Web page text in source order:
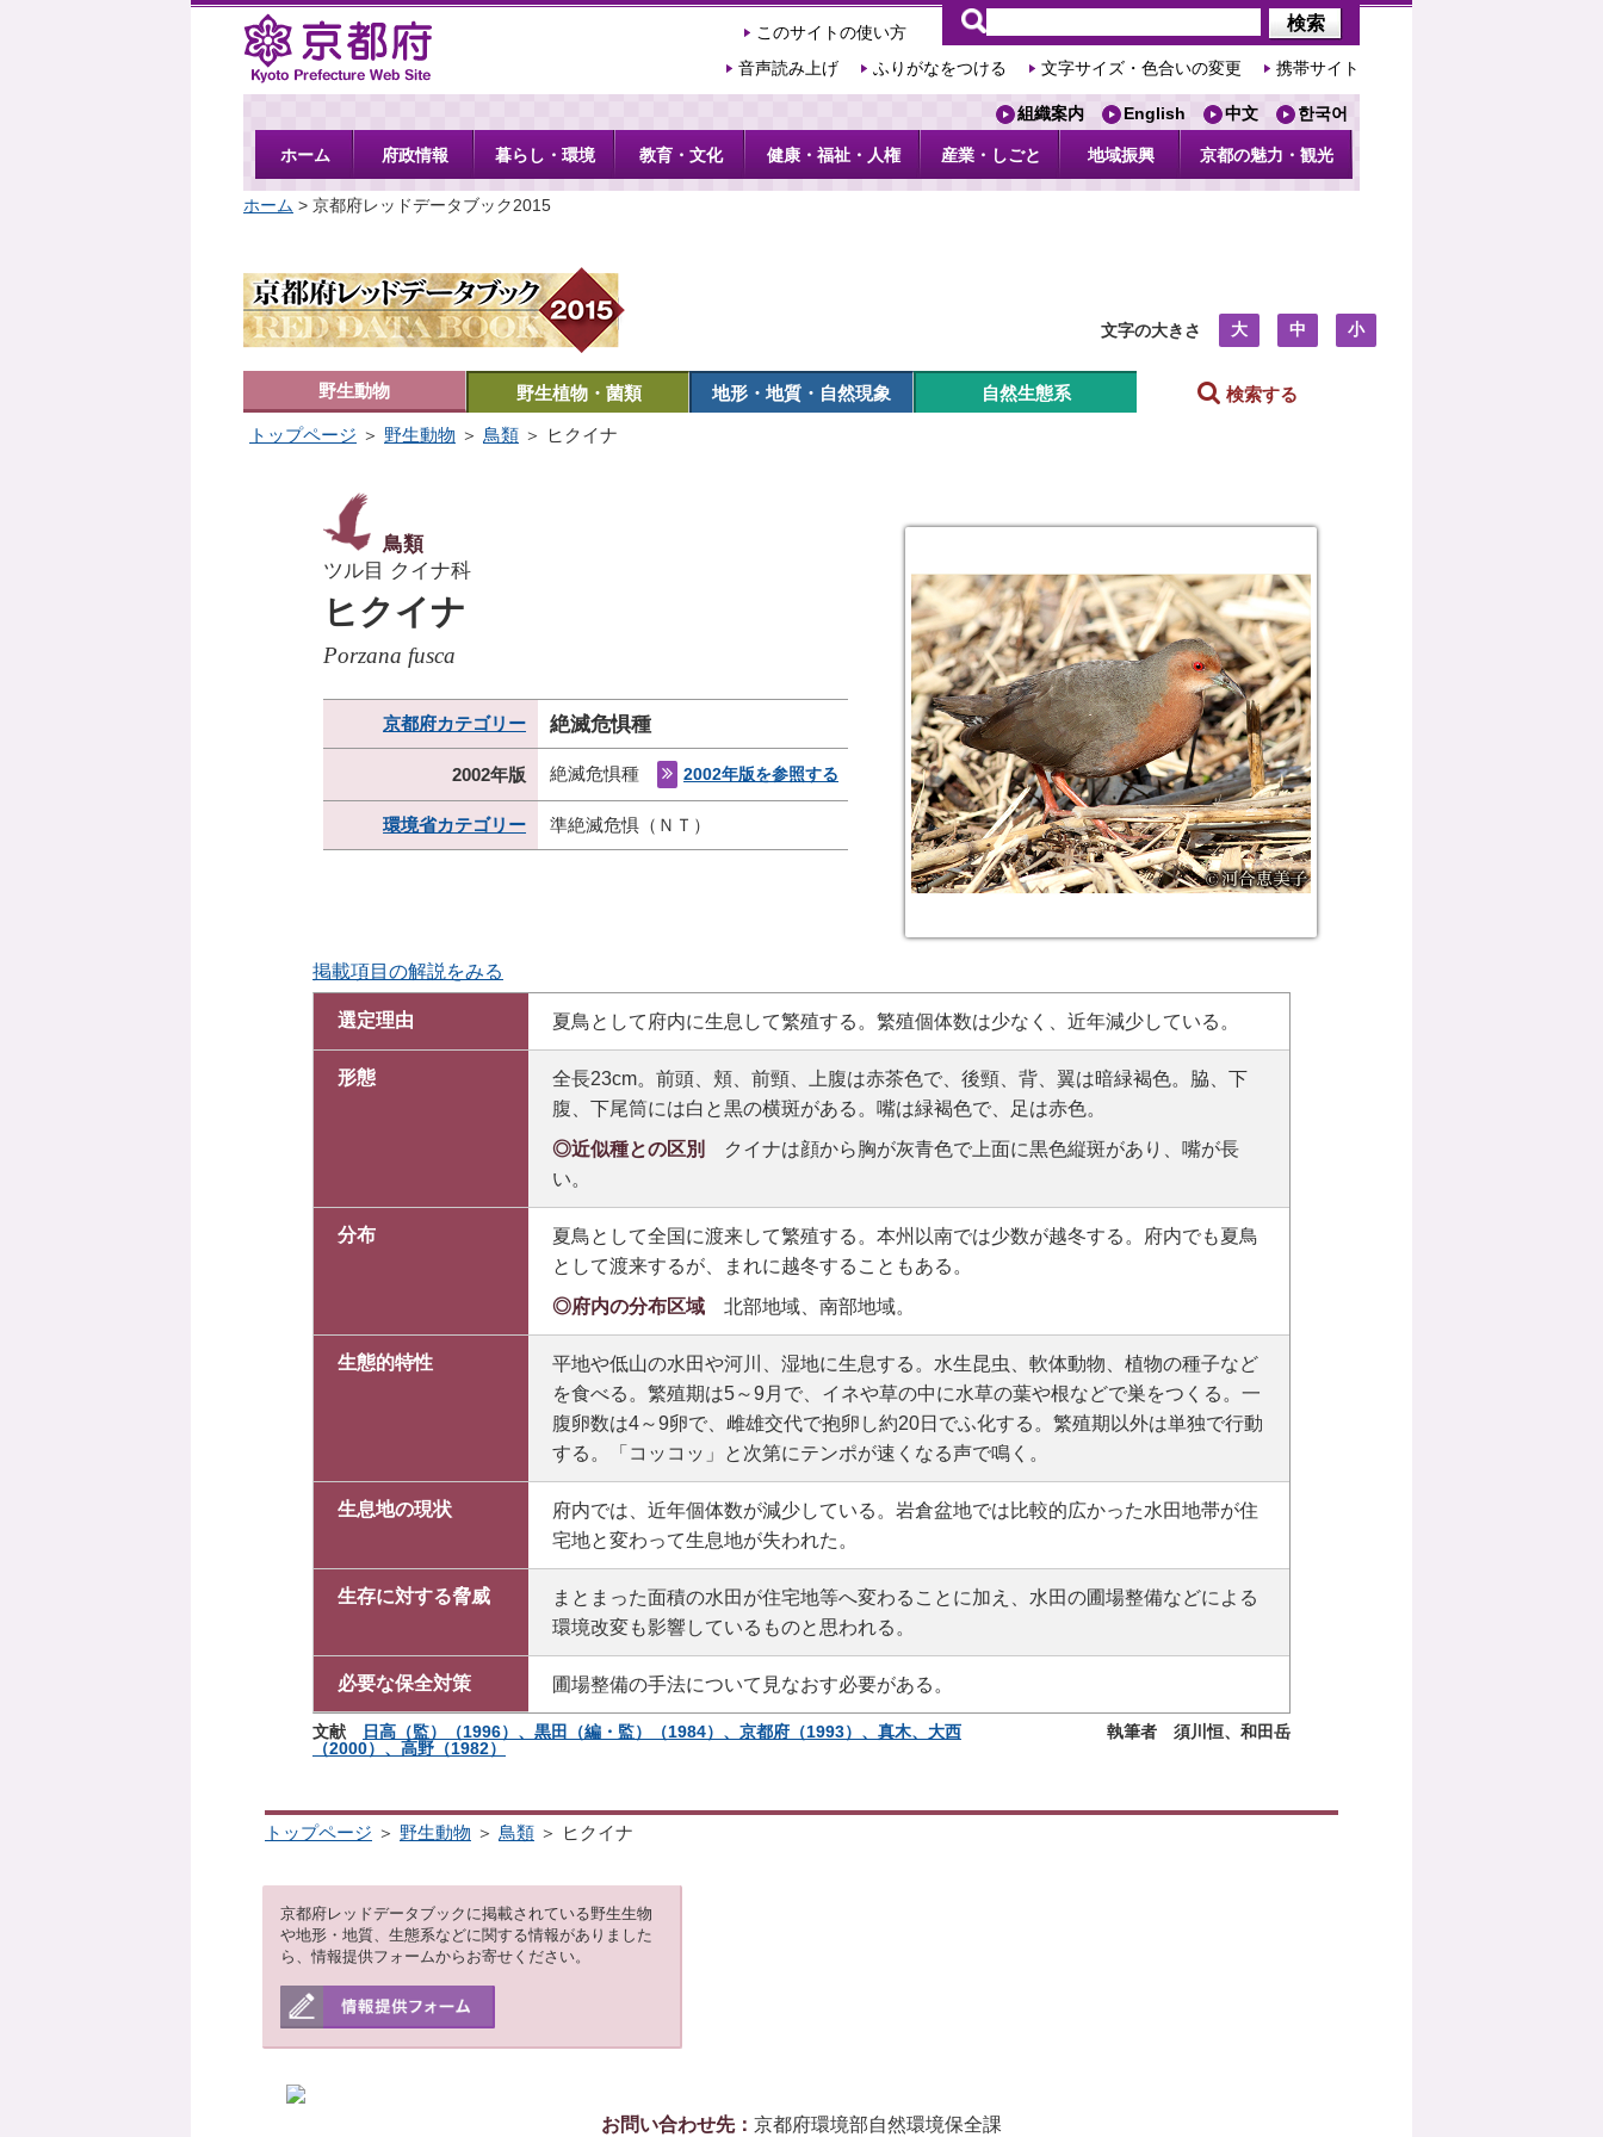
京都府
このサイトの使い方
音声読み上げ
ふりがなをつける 文字サイズ・色合いの変更 携帯サイト
組織案内 English 中文 한국어
ホーム 府政情報 暮らし・環境 教育・文化 健康・福祉・人権 産業・しごと 地域振興 京都の魅力・観光
ホーム > 京都府レッドデータブック2015
文字の大きさ 大 中 小
野生動物 野生植物・菌類 地形・地質・自然現象 自然生態系
検索する
トップページ ＞ 野生動物 ＞ 鳥類 ＞ ヒクイナ
鳥類
ツル目 クイナ科
ヒクイナ
Porzana fusca
京都府カテゴリー 絶滅危惧種
2002年版 絶滅危惧種 2002年版を参照する
環境省カテゴリー 準絶滅危惧（ＮＴ）
掲載項目の解説をみる
選定理由 夏鳥として府内に生息して繁殖する。繁殖個体数は少なく、近年減少している。
形態
全長23cm。前頭、頬、前頸、上腹は赤茶色で、後頸、背、翼は暗緑褐色。脇、下
腹、下尾筒には白と黒の横斑がある。嘴は緑褐色で、足は赤色。
◎近似種との区別
クイナは顔から胸が灰青色で上面に黒色縦斑があり、嘴が長
い。
分布
夏鳥として全国に渡来して繁殖する。本州以南では少数が越冬する。府内でも夏鳥
として渡来するが、まれに越冬することもある。
◎府内の分布区域 北部地域、南部地域。
生態的特性
平地や低山の水田や河川、湿地に生息する。水生昆虫、軟体動物、植物の種子など
を食べる。繁殖期は5～9月で、イネや草の中に水草の葉や根などで巣をつくる。一
腹卵数は4～9卵で、雌雄交代で抱卵し約20日でふ化する。繁殖期以外は単独で行動
する。「コッコッ」と次第にテンポが速くなる声で鳴く。
生息地の現状
府内では、近年個体数が減少している。岩倉盆地では比較的広かった水田地帯が住
宅地と変わって生息地が失われた。
生存に対する脅威
まとまった面積の水田が住宅地等へ変わることに加え、水田の圃場整備などによる
環境改変も影響しているものと思われる。
必要な保全対策 圃場整備の手法について見なおす必要がある。
文献
日高（監）（1996）、黒田（編・監）（1984）、京都府（1993）、真木、大西
（2000）、高野（1982）
執筆者 須川恒、和田岳
トップページ ＞ 野生動物 ＞ 鳥類 ＞ ヒクイナ
京都府レッドデータブックに掲載されている野生生物
や地形・地質、生態系などに関する情報がありました
ら、情報提供フォームからお寄せください。
お問い合わせ先： 京都府環境部自然環境保全課